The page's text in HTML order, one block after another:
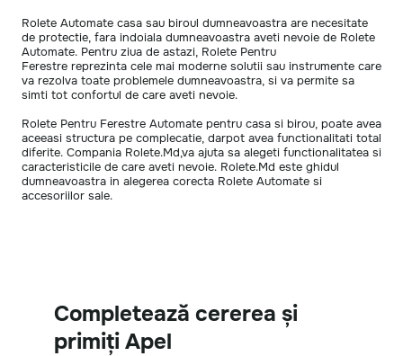
Rolete Automate casa sau biroul dumneavoastra are necesitate
de protectie, fara indoiala dumneavoastra aveti nevoie de Rolete
Automate. Pentru ziua de astazi, Rolete Pentru
Ferestre reprezinta cele mai moderne solutii sau instrumente care
va rezolva toate problemele dumneavoastra, si va permite sa
simti tot confortul de care aveti nevoie.
Rolete Pentru Ferestre Automate pentru casa si birou, poate avea
aceeasi structura pe complecatie, darpot avea functionalitati total
diferite. Compania Rolete.Md,va ajuta sa alegeti functionalitatea si
caracteristicile de care aveti nevoie. Rolete.Md este ghidul
dumneavoastra in alegerea corecta Rolete Automate si
accesoriilor sale.
Completează cererea și
primiți Apel